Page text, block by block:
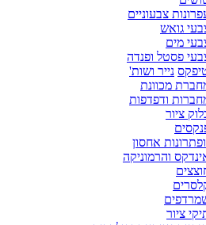
צבעוניים
גואש
מים
פסטל ופנדה
נייר ושות'
מכוונת
ודפדפות
ציור
אחסון
והרמוניקה
ציור